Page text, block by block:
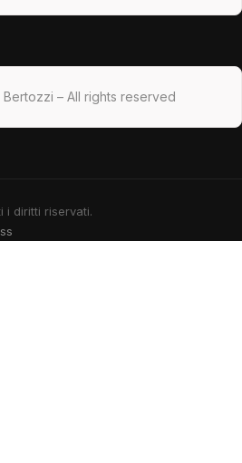
– All rights reserved
i diritti riservati.